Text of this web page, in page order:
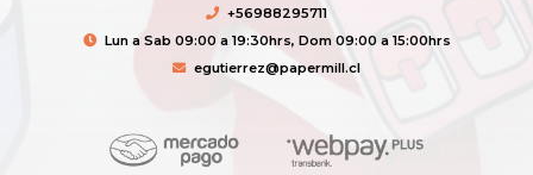
+56988295711
Lun a Sab 09:00 a 19:30hrs, Dom 09:00 a 15:00hrs
egutierrez@papermill.cl